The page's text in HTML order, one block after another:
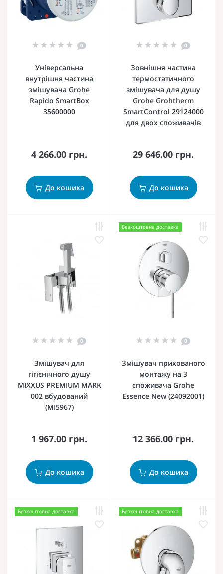
0
Універсальна
внутрішня частина
змішувача Grohe
Rapido SmartBox
35600000
4 266.00 грн.
До кошика
0
Зовнішня частина
термостатичного
змішувача для душу
Grohe Grohtherm
SmartControl 29124000
для двох споживачів
29 646.00 грн.
До кошика
0
Змішувач для
гігієнічного душу
MIXXUS PREMIUM MARK
002 вбудований
(MI5967)
1 967.00 грн.
До кошика
Безкоштовна доставка
0
Змішувач прихованого
монтажу на 3
споживача Grohe
Essence New (24092001)
12 366.00 грн.
До кошика
Безкоштовна доставка Безкоштовна доставка